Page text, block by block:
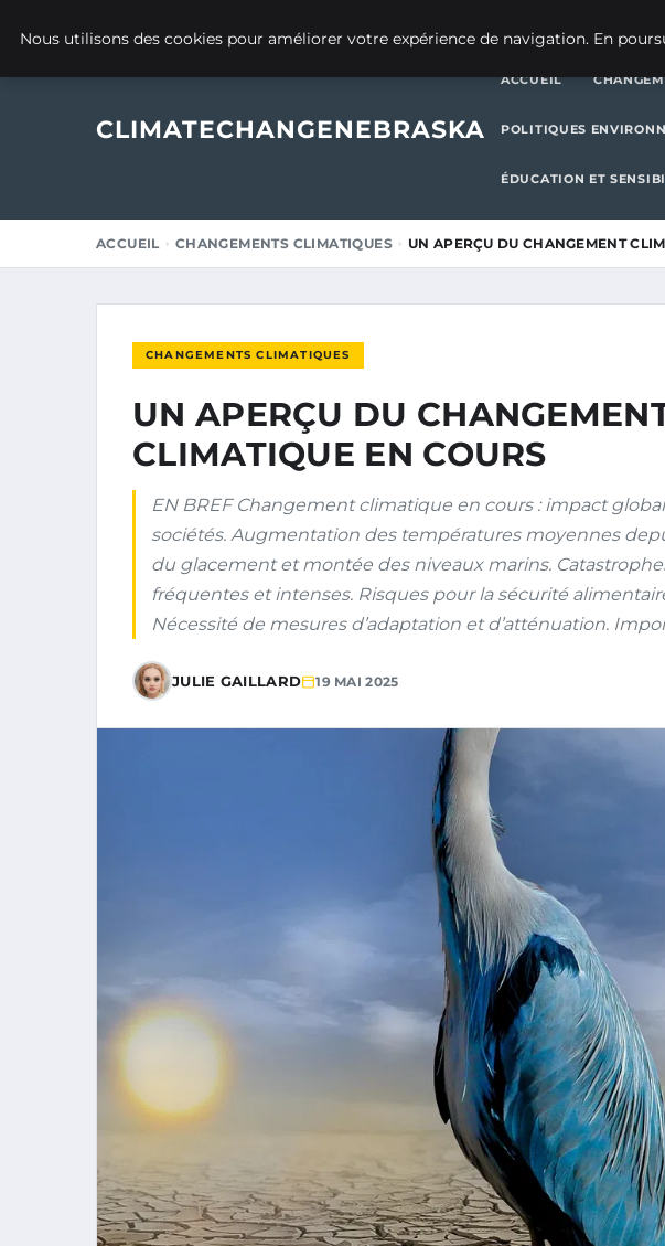
CLIMATECHANGENEBRASKA
ACCUEIL
POLITIQUES
ÉDUCATION ET
ACCUEIL CHANGEMENTS CLIMATIQUES UN APERÇU DU CHANGEMENT
CHANGEMENTS CLIMATIQUES
UN APERÇU DU
CLIMATIQUE EN COURS
EN BREF Changement climatique en cours : impact
sociétés. Augmentation des températures moyennes
du glacement et montée des niveaux marins.
fréquentes et intenses. Risques pour la sécurité
Nécessité de mesures d’adaptation et d’atténuation.
JULIE GAILLARD 19 MAI 2025
Nous utilisons des cookies pour améliorer votre expérience de navigation. En